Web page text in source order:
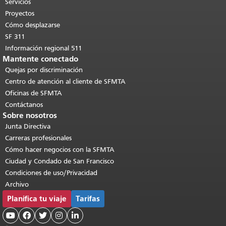
contenido principal
Servicios
Proyectos
Cómo desplazarse
SF 311
Información regional 511
Mantente conectado
Quejas por discriminación
Centro de atención al cliente de SFMTA
Oficinas de SFMTA
Contáctanos
Sobre nosotros
Junta Directiva
Carreras profesionales
Cómo hacer negocios con la SFMTA
Ciudad y Condado de San Francisco
Condiciones de uso/Privacidad
Archivo
Planifica tu viaje Tarifas
    